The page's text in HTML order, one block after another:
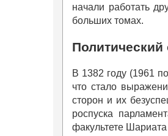
начали работать
больших томах.
В 1382 году (1961
что стало
сторон и их
роспуска
факультете